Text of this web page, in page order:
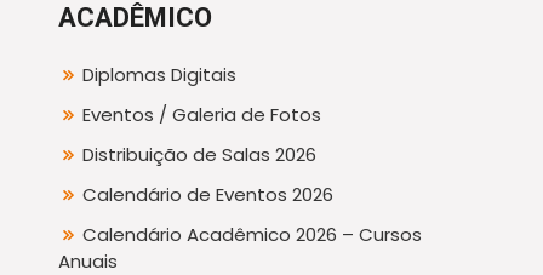
ACADÊMICO
Diplomas Digitais
Eventos / Galeria de Fotos
Distribuição de Salas 2026
Calendário de Eventos 2026
Calendário Acadêmico 2026 – Cursos
Anuais